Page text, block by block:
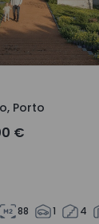
Porto
Porto
€
88 1 4